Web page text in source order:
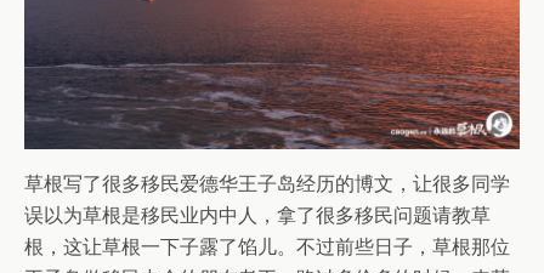
草根写了很多移民爱德华王子岛经历的博文，让很多同学
误以为草根是移民业内中人，拿了很多移民问题请教草
根，这让草根一下子露了馅儿。不过前些日子，草根那位